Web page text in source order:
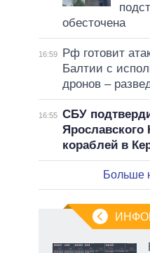
обесточена
16:59
Рф готовит
Балтии с
дронов –
16:55 СБУ
Ярославского
кораблей в
Больше